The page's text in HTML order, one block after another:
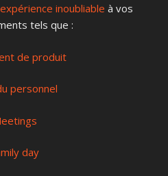
expérience inoubliable à vos
tels que :
de produit
personnel
day